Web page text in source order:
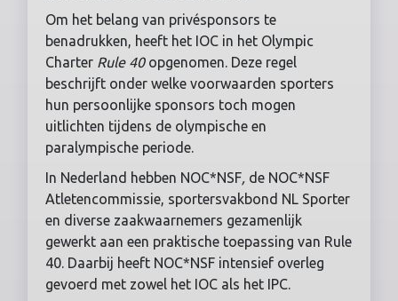
Om het belang van privésponsors te
benadrukken, heeft het IOC in het Olympic
Charter Rule 40opgenomen. Deze regel
beschrijft onder welke voorwaarden sporters
hun persoonlijke sponsors toch mogen
uitlichten tijdens de olympische en
paralympische periode.
In Nederland hebben NOC*NSF, de NOC*NSF
Atletencommissie, sportersvakbond NL Sporter
en diverse zaakwaarnemers gezamenlijk
gewerkt aan een praktische toepassing van Rule
40. Daarbij heeft NOC*NSF intensief overleg
gevoerd met zowel het IOC als het IPC.